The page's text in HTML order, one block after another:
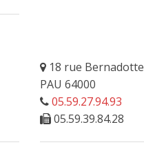
18 rue Bernadotte
PAU 64000
05.59.27.94.93
05.59.39.84.28